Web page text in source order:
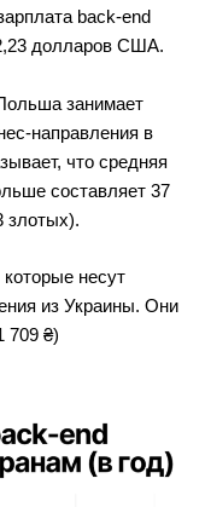
back-end
долларов США.
занимает
направления в
что средняя
составляет 37
злотых).
несут
из Украины. Они
709 ₴)